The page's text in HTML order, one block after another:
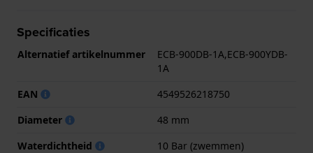
horloge geleverd met 2 jaar garantie.
Specificaties
Alternatief artikelnummer
ECB-900DB-1A,ECB-900YDB-
1A
EAN
4549526218750
Diameter
48 mm
Waterdichtheid
10 Bar (zwemmen)